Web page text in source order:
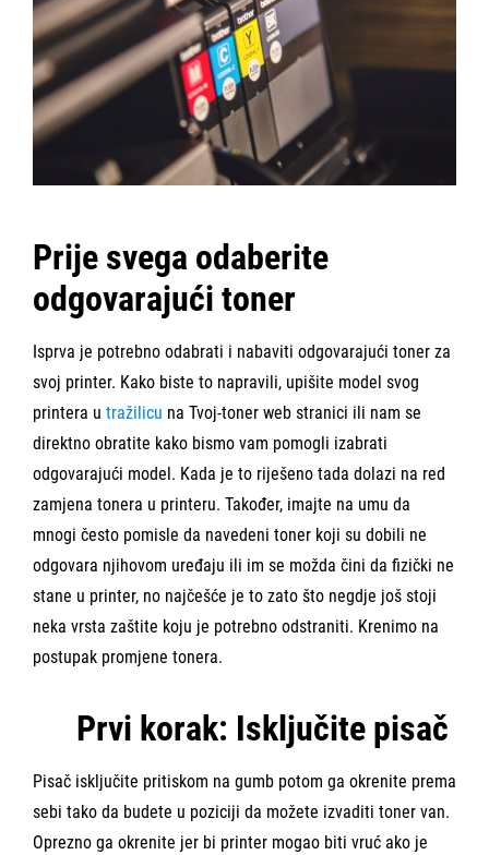
Prije svega odaberite
odgovarajući toner
Isprva je potrebno odabrati i nabaviti odgovarajući toner za
svoj printer. Kako biste to napravili, upišite model svog
printera u tražilicu na Tvoj-toner web stranici ili nam se
direktno obratite kako bismo vam pomogli izabrati
odgovarajući model. Kada je to riješeno tada dolazi na red
zamjena tonera u printeru. Također, imajte na umu da
mnogi često pomisle da navedeni toner koji su dobili ne
odgovara njihovom uređaju ili im se možda čini da fizički ne
stane u printer, no najčešće je to zato što negdje još stoji
neka vrsta zaštite koju je potrebno odstraniti. Krenimo na
postupak promjene tonera.
Prvi korak: Isključite pisač
Pisač isključite pritiskom na gumb potom ga okrenite prema
sebi tako da budete u poziciji da možete izvaditi toner van.
Oprezno ga okrenite jer bi printer mogao biti vruć ako je